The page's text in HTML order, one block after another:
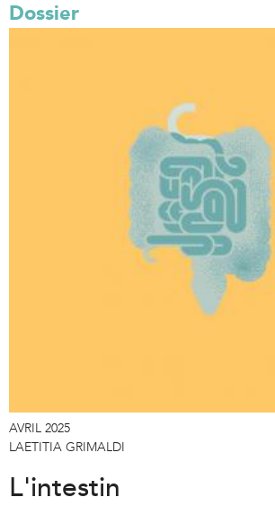
e
n
a
l
)
Dossier
AVRIL 2025
LAETITIA GRIMALDI
L'intestin